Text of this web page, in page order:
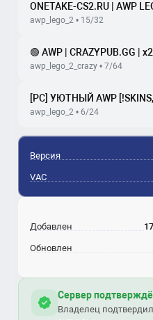
ONETAKE-CS2.RU | AWP
awp_lego_2 • 15/32
🟢 AWP | CRAZYPUB.GG |
awp_lego_2_crazy • 7/64
[РС] УЮТНЫЙ AWP [!SKINS,
awp_lego_2 • 6/24
Версия
VAC
Добавлен
Обновлен
Сервер
Владелец